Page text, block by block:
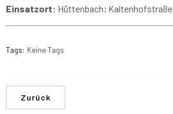
Einsatzort: Hüttenbach; Kaltenhofstraße
Tags: Keine Tags
Zurück